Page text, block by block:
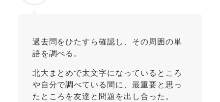
過去問をひたすら確認し、その周囲の単
語を調べる。
北大まとめで太文字になっているところ
や自分で調べている間に、最重要と思っ
たところを友達と問題を出し合った。